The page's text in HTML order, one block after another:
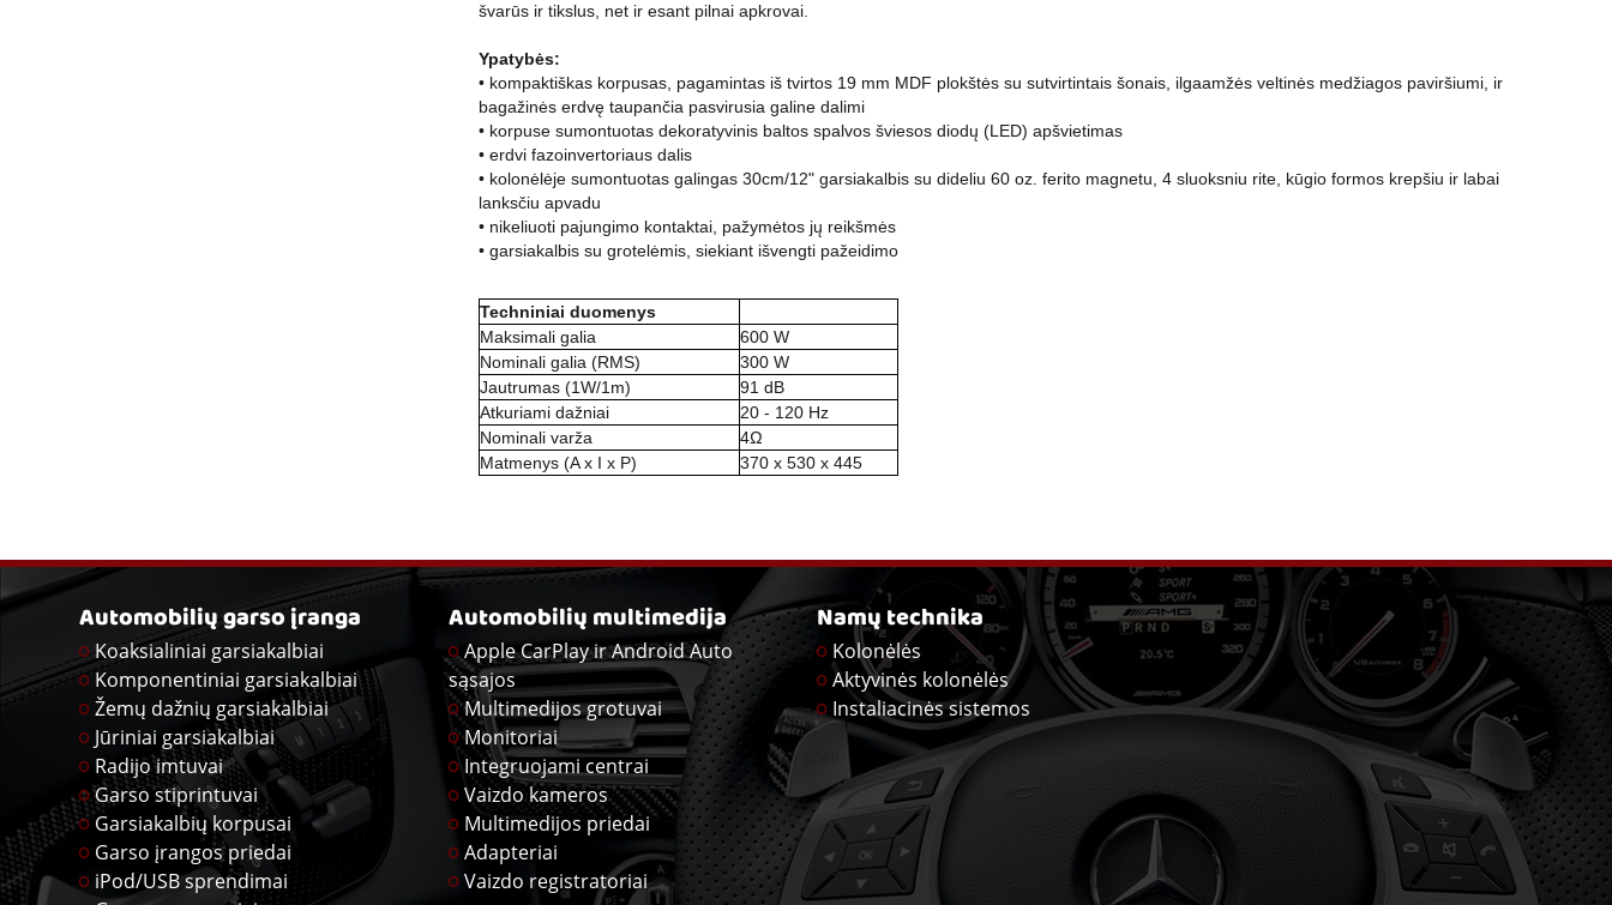
švarūs ir tikslus, net ir esant pilnai apkrovai.
Ypatybės:
• kompaktiškas korpusas, pagamintas iš tvirtos 19 mm MDF plokštės su sutvirtintais šonais, ilgaamžės veltinės medžiagos paviršiumi, ir
bagažinės erdvę taupančia pasvirusia galine dalimi
• korpuse sumontuotas dekoratyvinis baltos spalvos šviesos diodų (LED) apšvietimas
• erdvi fazoinvertoriaus dalis
• kolonėlėje sumontuotas galingas 30cm/12" garsiakalbis su dideliu 60 oz. ferito magnetu, 4 sluoksniu rite, kūgio formos krepšiu ir labai
lanksčiu apvadu
• nikeliuoti pajungimo kontaktai, pažymėtos jų reikšmės
• garsiakalbis su grotelėmis, siekiant išvengti pažeidimo
Techniniai duomenys
Maksimali galia
600 W
Nominali galia (RMS)
300 W
Jautrumas (1W/1m)
91 dB
Atkuriami dažniai
20 - 120 Hz
Nominali varža
4Ω
Matmenys (A x I x P)
370 x 530 x 445
Automobilių garso įranga
Koaksialiniai garsiakalbiai
Komponentiniai garsiakalbiai
Žemų dažnių garsiakalbiai
Jūriniai garsiakalbiai
Radijo imtuvai
Garso stiprintuvai
Garsiakalbių korpusai
Garso įrangos priedai
iPod/USB sprendimai
Automobilių multimedija
Apple CarPlay ir Android Auto
sąsajos
Multimedijos grotuvai
Monitoriai
Integruojami centrai
Vaizdo kameros
Multimedijos priedai
Adapteriai
Vaizdo registratoriai
Namų technika
Kolonėlės
Aktyvinės kolonėlės
Instaliacinės sistemos